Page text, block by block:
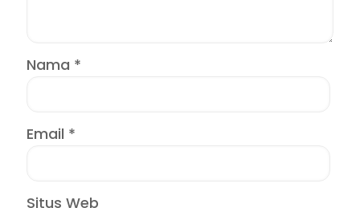
Nama *
Email *
Situs Web